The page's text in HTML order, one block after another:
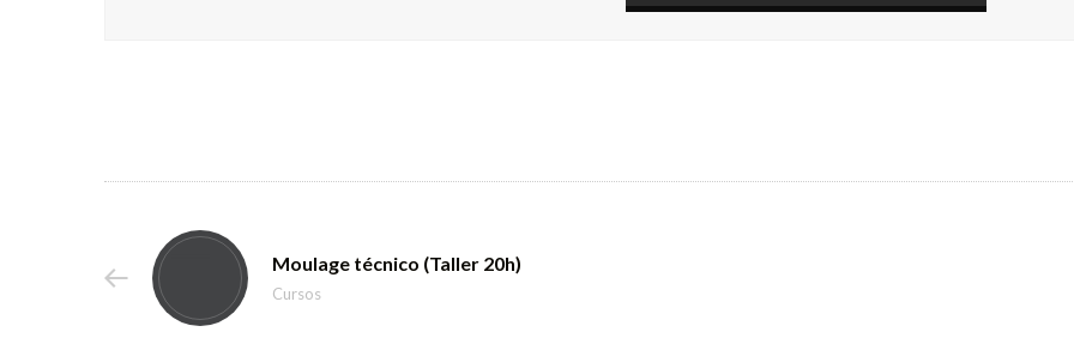
Moulage técnico (Taller 20h)
Cursos